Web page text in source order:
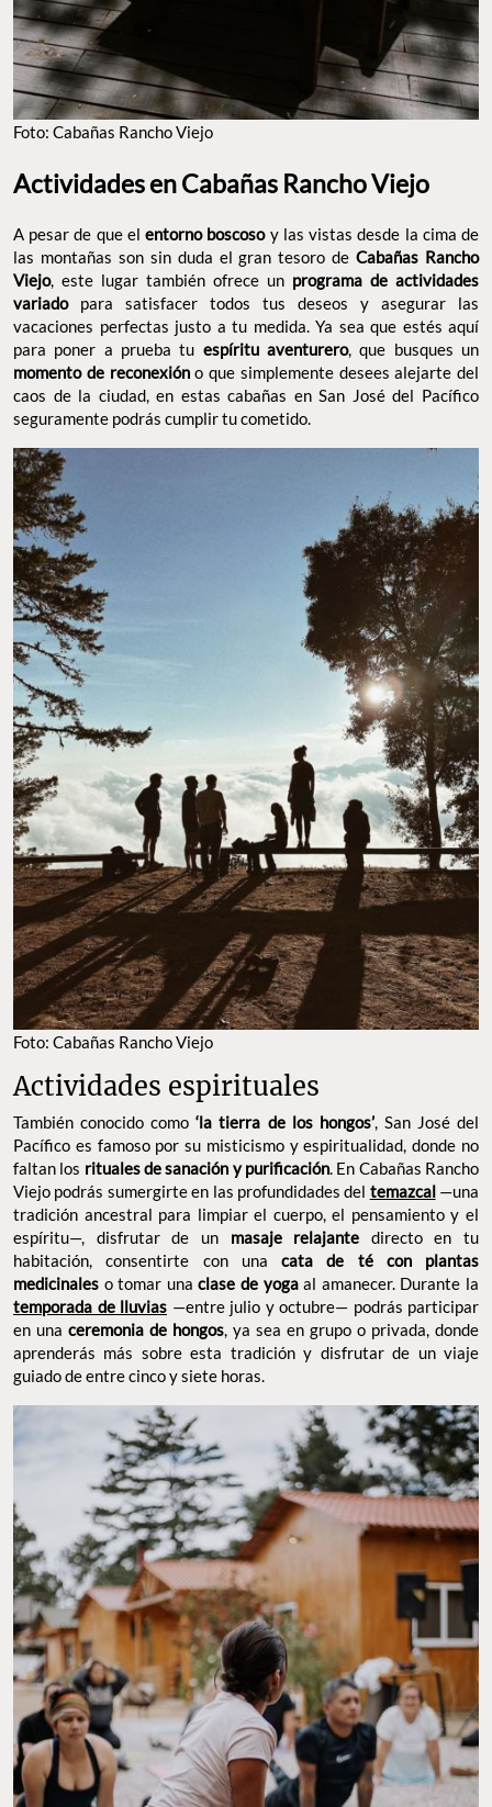
FOTO: CABAÑAS RANCHO VIEJO
Actividades en Cabañas Rancho Viejo
las montañas son sin duda el gran tesoro deCabañas Rancho
Viejo, este lugar también ofrece unprograma de actividades
variadopara satisfacer todos tus deseos y asegurar las
vacaciones perfectas justo a tu medida. Ya sea que estés aquí
para poner a prueba tuespíritu aventurero, que busques un
momento de reconexión o que simplemente desees alejarte del
caos de la ciudad, en estas cabañas en San José del Pacífico
seguramente podrás cumplir tu cometido.
FOTO: CABAÑAS RANCHO VIEJO
Actividades espirituales
También conocido como ‘la tierra de los hongos’
Pacífico es famoso por su misticismo y espiritualidad, donde no
faltan losrituales de sanación y purificación . En Cabañas
Rancho Viejo podrás sumergirte en las profundidades del
temazcal —una tradición ancestral para limpiar el cuerpo, el
pensamiento y el espíritu—, disfrutar de unmasaje relajante
directo en tu habitación, consentirte con unacata de té con
plantas medicinales o tomar unaclase de yogaal amanecer.
Durante la
temporada de lluvias—entre julio y octubre— podrás
participar en unaceremonia de hongos, ya sea en grupo o
privada, donde aprenderás más sobre esta tradición y disfrutar
de un viaje guiado de entre cinco y siete horas.